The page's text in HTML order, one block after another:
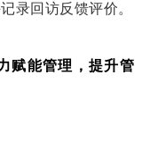
录回访反馈评价。
赋能管理，提升管